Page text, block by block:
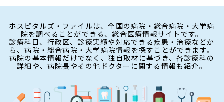
ホスピタルズ・ファイルは、全国の病院・総合病院・大学病
院を調べることができる、総合医療情報サイトです。
診療科目、行政区、診療実績や対応できる疾患・治療などか
ら、病院・総合病院・大学病院情報を探すことができます。
病院の基本情報だけでなく、独自取材に基づき、各診療科の
詳細や、病院長やその他ドクターに関する情報も紹介。